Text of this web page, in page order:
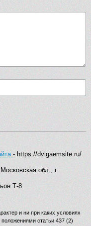
- https://dvigaemsite.ru/
обл., г.
Т-8
и ни при каких условиях
статьи 437 (2)